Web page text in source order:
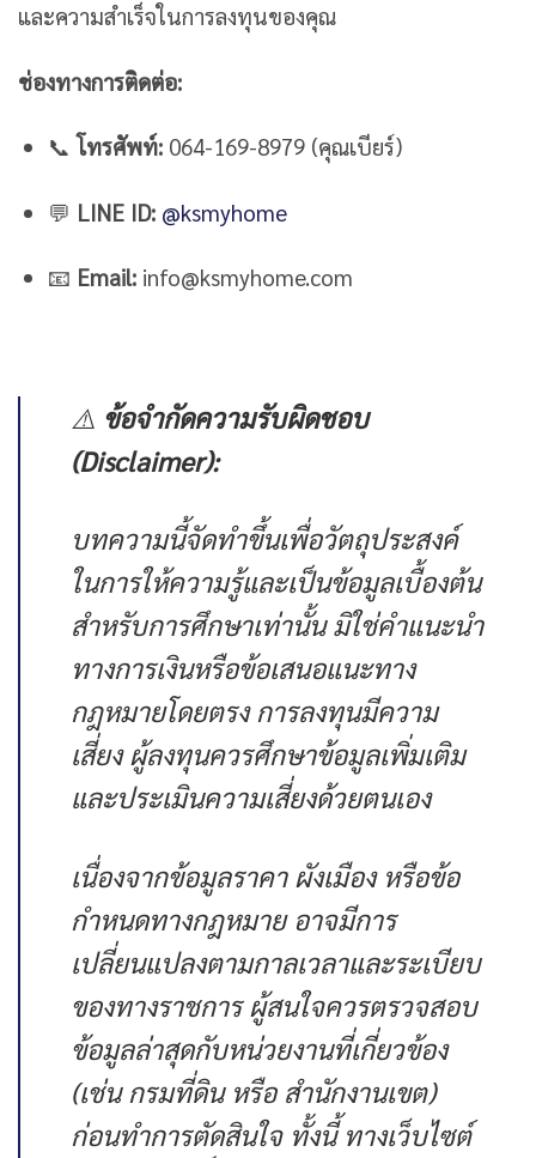
และความสำเร็จในการลงทุนของคุณ
ช่องทางการติดต่อ:
📞โทรศัพท์:064-169-8979 (คุณเบียร์)
💬 LINE ID: @ksmyhome
📧 Email:info@ksmyhome.com
⚠️ ข้อจำกัดความรับผิดชอบ
(Disclaimer):
บทความนี้จัดทำขึ้นเพื่อวัตถุประสงค์
ในการให้ความรู้และเป็นข้อมูลเบื้องต้น
สำหรับการศึกษาเท่านั้น มิใช่คำแนะนำ
ทางการเงินหรือข้อเสนอแนะทาง
กฎหมายโดยตรง การลงทุนมีความ
เสี่ยง ผู้ลงทุนควรศึกษาข้อมูลเพิ่มเติม
และประเมินความเสี่ยงด้วยตนเอง
เนื่องจากข้อมูลราคา ผังเมือง หรือข้อ
กำหนดทางกฎหมาย อาจมีการ
เปลี่ยนแปลงตามกาลเวลาและระเบียบ
ของทางราชการ ผู้สนใจควรตรวจสอบ
ข้อมูลล่าสุดกับหน่วยงานที่เกี่ยวข้อง
(เช่น กรมที่ดิน หรือ สำนักงานเขต)
ก่อนทำการตัดสินใจ ทั้งนี้ ทางเว็บไซต์